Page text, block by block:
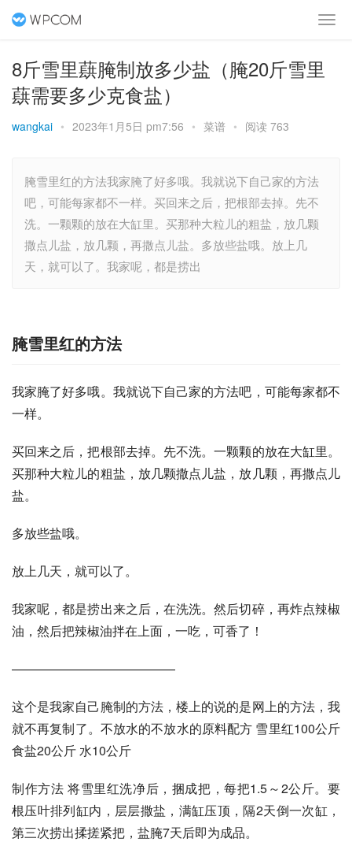
8斤雪里蕻腌制放多少盐（腌20斤雪里
蕻需要多少克食盐）
wangkai • 2023年1月5日 pm7:56 • 菜谱 • 阅读 763
腌雪里红的方法我家腌了好多哦。我就说下自己家的方法
吧，可能每家都不一样。买回来之后，把根部去掉。先不
洗。一颗颗的放在大缸里。买那种大粒儿的粗盐，放几颗
撒点儿盐，放几颗，再撒点儿盐。多放些盐哦。放上几
天，就可以了。我家呢，都是捞出
腌雪里红的方法
我家腌了好多哦。我就说下自己家的方法吧，可能每家都不
一样。
买回来之后，把根部去掉。先不洗。一颗颗的放在大缸里。
买那种大粒儿的粗盐，放几颗撒点儿盐，放几颗，再撒点儿
盐。
多放些盐哦。
放上几天，就可以了。
我家呢，都是捞出来之后，在洗洗。然后切碎，再炸点辣椒
油，然后把辣椒油拌在上面，一吃，可香了！
—————————————
这个是我家自己腌制的方法，楼上的说的是网上的方法，我
就不再复制了。不放水的不放水的原料配方 雪里红100公斤
食盐20公斤 水10公斤
制作方法 将雪里红洗净后，捆成把，每把1.5～2公斤。要
根压叶排列缸内，层层撒盐，满缸压顶，隔2天倒一次缸，
第三次捞出揉搓紧把，盐腌7天后即为成品。